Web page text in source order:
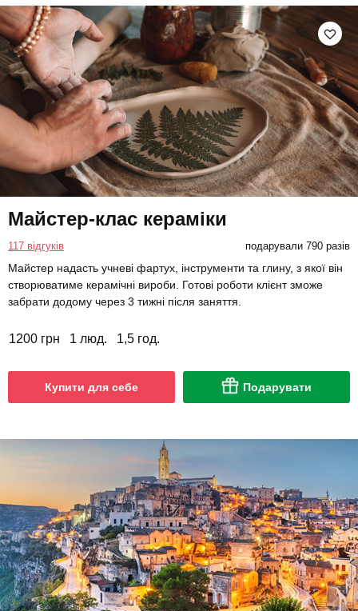
Майстер-клас кераміки
117 відгуків подарували 790 разів
Майстер надасть учневі фартух, інструменти та глину, з якої він
створюватиме керамічні вироби. Готові роботи клієнт зможе
забрати додому через 3 тижні після заняття.
1200 грн 1 люд. 1,5 год.
Купити для себе Подарувати